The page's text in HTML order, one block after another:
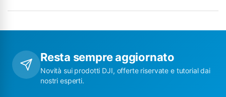
Resta sempre aggiornato
Novità sui prodotti DJI, offerte riservate e tutorial dai
nostri esperti.